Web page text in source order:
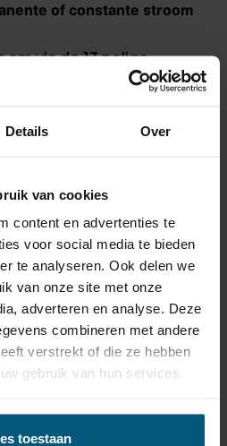
Details Over
van cookies
content en advertenties te
voor social media te bieden
te analyseren. Ook delen we
van onze site met onze
adverteren en analyse. Deze
combineren met andere
verstrekt of die ze hebben
gebruik van hun services.
toestaan
of constante stroom
om via de 13 polige
en de stekker
een 12 volt voeding in
of afzuigkap van
aangesloten.
stekker aansluiting van de
te staan, de
is rechtstreeks, via de
aangesloten op de accu
of langere duur van
de caravan de accu van de
uiteraard enkel geschikt
en niet voor een 7